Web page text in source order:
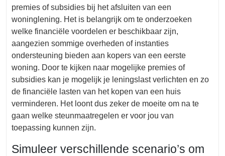
premies of subsidies bij het afsluiten van een
woninglening. Het is belangrijk om te onderzoeken
welke financiële voordelen er beschikbaar zijn,
aangezien sommige overheden of instanties
ondersteuning bieden aan kopers van een eerste
woning. Door te kijken naar mogelijke premies of
subsidies kan je mogelijk je leningslast verlichten en zo
de financiële lasten van het kopen van een huis
verminderen. Het loont dus zeker de moeite om na te
gaan welke steunmaatregelen er voor jou van
toepassing kunnen zijn.
Simuleer verschillende scenario’s om